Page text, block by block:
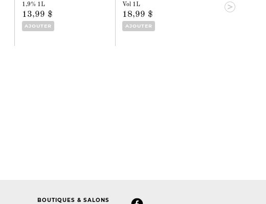
1,9% 1L
13,99 $
AJOUTER
Vol 1L
18,99 $
AJOUTER
Vol 1L
15,99 $
BOUTIQUES & SALONS